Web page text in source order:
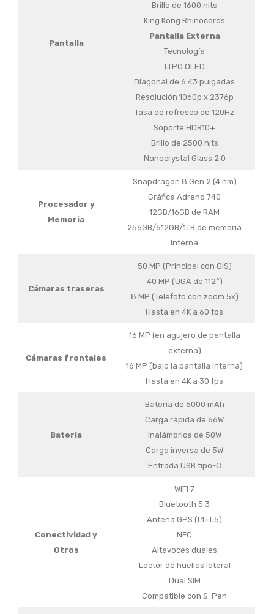
Pantalla
Brillo de 1600 nits
King Kong Rhinoceros
Pantalla Externa
Tecnología
LTPO OLED
Diagonal de 6.43 pulgadas
Resolución 1060p x 2376p
Tasa de refresco de 120Hz
Soporte HDR10+
Brillo de 2500 nits
Nanocrystal Glass 2.0
Procesador y
Memoria
Snapdragon 8 Gen 2 (4 nm)
Gráfica Adreno 740
12GB/16GB de RAM
256GB/512GB/1TB de memoria
interna
Cámaras traseras
50 MP (Principal con OIS)
40 MP (UGA de 112°)
8 MP (Telefoto con zoom 5x)
Hasta en 4K a 60 fps
Cámaras frontales
16 MP (en agujero de pantalla
externa)
16 MP (bajo la pantalla interna)
Hasta en 4K a 30 fps
Batería
Batería de 5000 mAh
Carga rápida de 66W
Inalámbrica de 50W
Carga inversa de 5W
Entrada USB tipo-C
Conectividad y
Otros
WiFi 7
Bluetooth 5.3
Antena GPS (L1+L5)
NFC
Altavoces duales
Lector de huellas lateral
Dual SIM
Compatible con S-Pen